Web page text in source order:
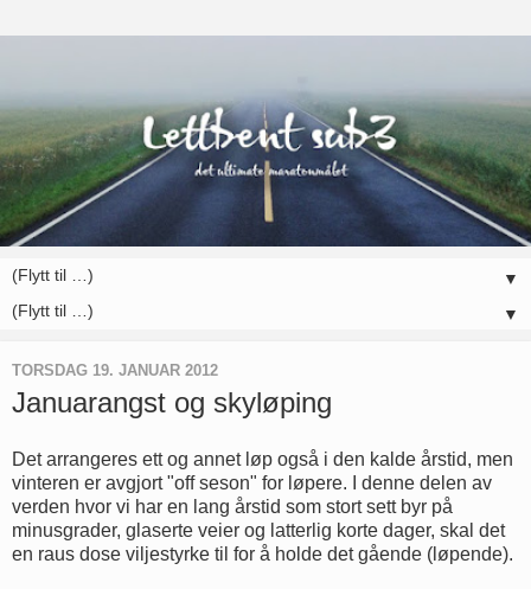
▼
▼
TORSDAG 19. JANUAR 2012
Januarangst og skyløping
Det arrangeres ett og annet løp også i den kalde årstid, men
vinteren er avgjort "off seson" for løpere. I denne delen av
verden hvor vi har en lang årstid som stort sett byr på
minusgrader, glaserte veier og latterlig korte dager, skal det
en raus dose viljestyrke til for å holde det gående (løpende).